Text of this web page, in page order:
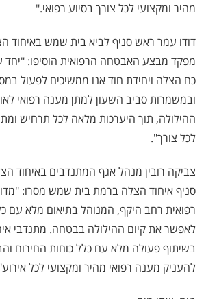
מהיר ומקצועי לכל צורך בסיוע רפואי."
דודו עמר ראש סניף לביא בית שמש באיחוד
מפקד מבצע האבטחה הרפואית הוסיפו: "יחד
כח הצלה ויחידת חוד אנו ממשיכים לפעול
ובמשמרות סביב השעון למתן מענה רפואי
ההילולה, תוך היערכות מלאה לכל תרחיש
לכל צורך".
צביקה רובין מנהל אגף המתנדבים באיחוד
סניף איחוד הצלה ברמת בית שמש מסרו:
רפואית רחב היקף, המנוהל בתיאום מלא עם
לאפשר את קיום ההילולה בבטחה. מתנדבי
בשיתוף פעולה מלא עם כלל כוחות החירום
להעניק מענה רפואי מהיר ומקצועי לכל